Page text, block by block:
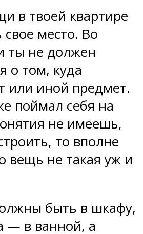
в твоей квартире
место. Во
ты не должен
о том, куда
или иной предмет.
поймал себя на
не имеешь,
то вполне
вещь не такая уж и
быть в шкафу,
— в ванной, а